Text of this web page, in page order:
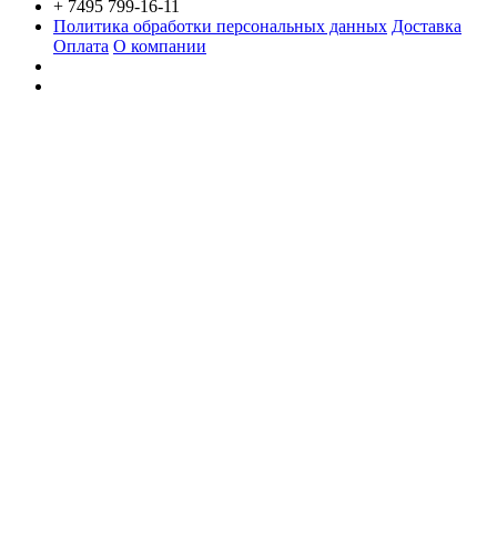
+ 7495 799-16-11
Политика обработки персональных данных Доставка
Оплата О компании